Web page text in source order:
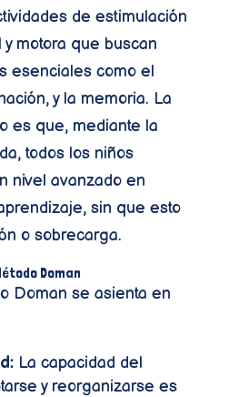
de estimulación
motora que buscan
esenciales como el
y la memoria. La
es que, mediante la
todos los niños
nivel avanzado en
sin que esto
o sobrecarga.
Doman
Doman se asienta en
La capacidad del
y reorganizarse es